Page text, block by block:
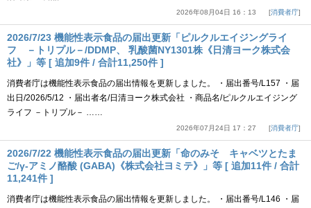
2026年08月04日 16：13 消費者庁
2026/7/23 機能性表示食品の届出更新「ピルクルエイジングライ
フ －トリプル－/DDMP、 乳酸菌NY1301株《日清ヨーク株式会
社》」等 [ 追加9件 / 合計11,250件 ]
消費者庁は機能性表示食品の届出情報を更新しました。 ・届出番号/L157 ・届
出日/2026/5/12 ・届出者名/日清ヨーク株式会社 ・商品名/ピルクルエイジング
ライフ －トリプル－ ……
2026年07月24日 17：27 消費者庁
2026/7/22 機能性表示食品の届出更新「命のみそ キャベツとたま
ご/γ-アミノ酪酸 (GABA)《株式会社ヨミテ》」等 [ 追加11件 / 合計
11,241件 ]
消費者庁は機能性表示食品の届出情報を更新しました。 ・届出番号/L146 ・届